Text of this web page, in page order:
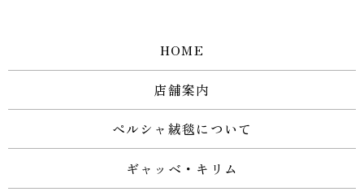
HOME
店舗案内
ペルシャ絨毯について
ギャッベ・キリム